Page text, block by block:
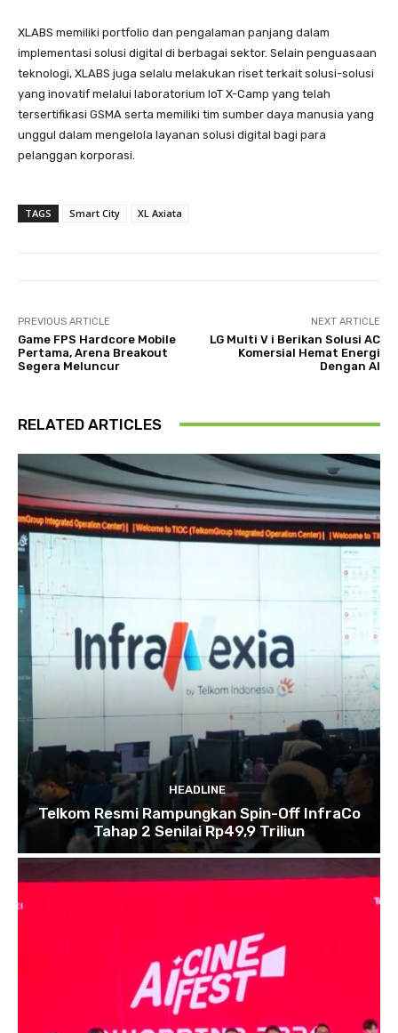
XLABS memiliki portfolio dan pengalaman panjang dalam
implementasi solusi digital di berbagai sektor. Selain penguasaan
teknologi, XLABS juga selalu melakukan riset terkait solusi-solusi
yang inovatif melalui laboratorium IoT X-Camp yang telah
tersertifikasi GSMA serta memiliki tim sumber daya manusia yang
unggul dalam mengelola layanan solusi digital bagi para
pelanggan korporasi.
TAGS Smart City XL Axiata
PREVIOUS ARTICLE
Game FPS Hardcore Mobile
Pertama, Arena Breakout
Segera Meluncur
NEXT ARTICLE
LG Multi V i Berikan Solusi AC
Komersial Hemat Energi
Dengan AI
RELATED ARTICLES
HEADLINE
Telkom Resmi Rampungkan Spin-Off InfraCo
Tahap 2 Senilai Rp49,9 Triliun